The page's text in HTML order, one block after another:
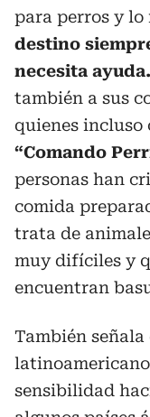
para perros y lo
destino
necesita ayuda.
también a sus
quienes incluso
“Comando
personas han
comida
trata de
muy difíciles y
encuentran
También señala
sensibilidad